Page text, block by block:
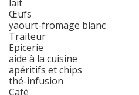
lait
Œufs
yaourt-fromage blanc
Traiteur
Epicerie
aide à la cuisine
apéritifs et chips
thé-infusion
Café